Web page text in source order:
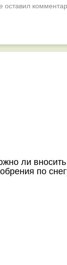
оставил
ли вносить
по